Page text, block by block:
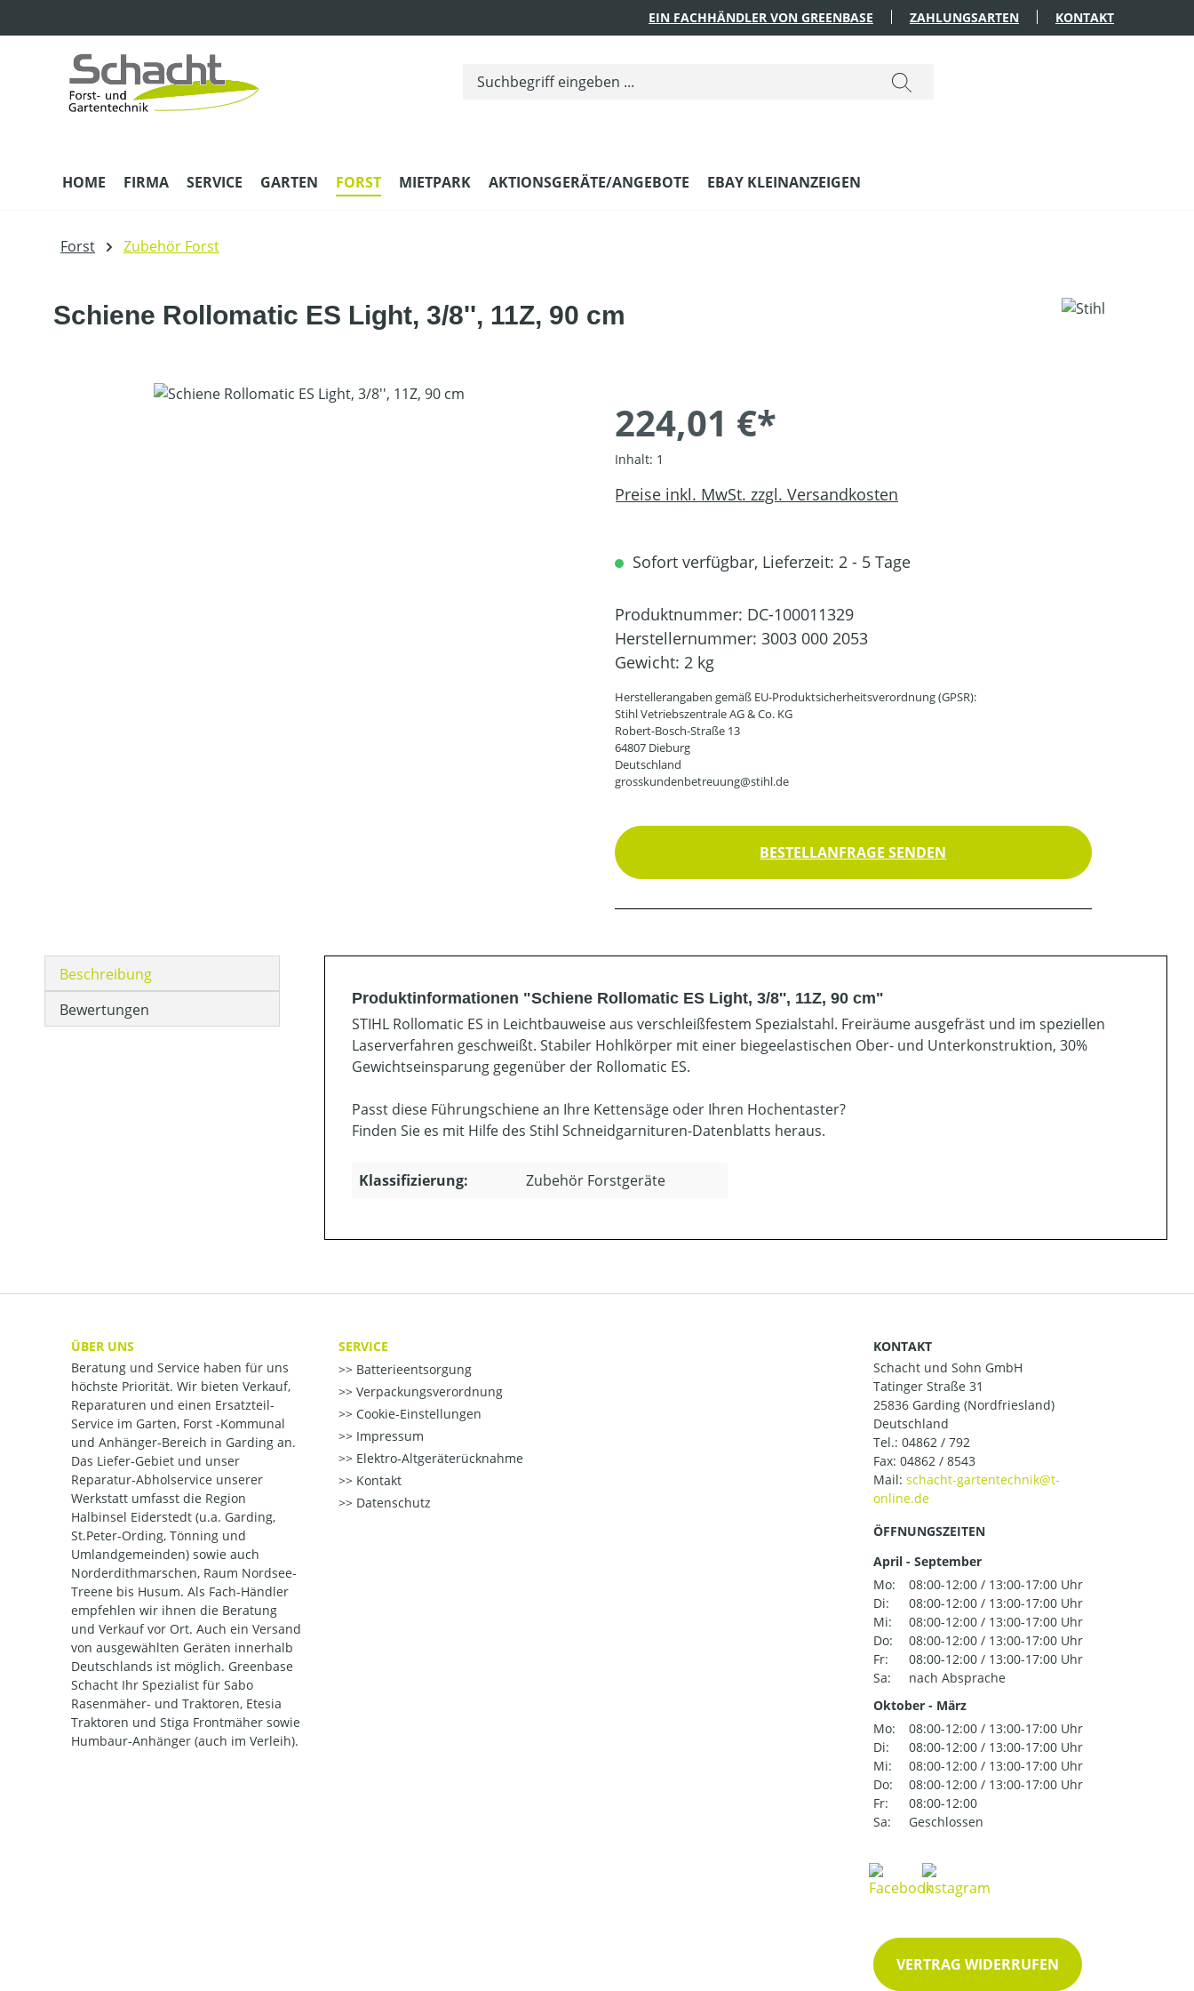
EIN FACHHÄNDLER VON GREENBASE ZAHLUNGSARTEN KONTAKT
HOME FIRMA SERVICE GARTEN FORST MIETPARK AKTIONSGERÄTE/ANGEBOTE EBAY KLEINANZEIGEN
Forst Zubehör Forst
Schiene Rollomatic ES Light, 3/8'', 11Z, 90 cm
Bildergalerie überspringen
224,01 €*
Inhalt: 1
Preise inkl. MwSt. zzgl. Versandkosten
Sofort verfügbar, Lieferzeit: 2 - 5 Tage
Produktnummer: DC-100011329
Herstellernummer: 3003 000 2053
Gewicht: 2 kg
Herstellerangaben gemäß EU-Produktsicherheitsverordnung (GPSR):
Stihl Vetriebszentrale AG & Co. KG
Robert-Bosch-Straße 13
64807 Dieburg
Deutschland
grosskundenbetreuung@stihl.de
BESTELLANFRAGE SENDEN
Beschreibung
Bewertungen
Produktinformationen "Schiene Rollomatic ES Light, 3/8'', 11Z, 90 cm"
STIHL Rollomatic ES in Leichtbauweise aus verschleißfestem Spezialstahl. Freiräume ausgefräst und im speziellen
Laserverfahren geschweißt. Stabiler Hohlkörper mit einer biegeelastischen Ober- und Unterkonstruktion, 30%
Gewichtseinsparung gegenüber der Rollomatic ES.
Passt diese Führungschiene an Ihre Kettensäge oder Ihren Hochentaster?
Finden Sie es mit Hilfe des Stihl Schneidgarnituren-Datenblatts heraus.
Klassifizierung: Zubehör Forstgeräte
ÜBER UNS
Beratung und Service haben für uns
höchste Priorität. Wir bieten Verkauf,
Reparaturen und einen Ersatzteil-
Service im Garten, Forst -Kommunal
und Anhänger-Bereich in Garding an.
Das Liefer-Gebiet und unser
Reparatur-Abholservice unserer
Werkstatt umfasst die Region
Halbinsel Eiderstedt (u.a. Garding,
St.Peter-Ording, Tönning und
Umlandgemeinden) sowie auch
Norderdithmarschen, Raum Nordsee-
Treene bis Husum. Als Fach-Händler
empfehlen wir ihnen die Beratung
und Verkauf vor Ort. Auch ein Versand
von ausgewählten Geräten innerhalb
Deutschlands ist möglich. Greenbase
Schacht Ihr Spezialist für Sabo
Rasenmäher- und Traktoren, Etesia
Traktoren und Stiga Frontmäher sowie
Humbaur-Anhänger (auch im Verleih).
SERVICE
Batterieentsorgung
Verpackungsverordnung
Cookie-Einstellungen
Impressum
Elektro-Altgeräterücknahme
Kontakt
Datenschutz
KONTAKT
Schacht und Sohn GmbH
Tatinger Straße 31
25836 Garding (Nordfriesland)
Deutschland
Tel.: 04862 / 792
Fax: 04862 / 8543
Mail:
ÖFFNUNGSZEITEN
April - September
Mo:
08:00-12:00 / 13:00-17:00 Uhr
Di:
08:00-12:00 / 13:00-17:00 Uhr
Mi:
08:00-12:00 / 13:00-17:00 Uhr
Do:
08:00-12:00 / 13:00-17:00 Uhr
Fr:
08:00-12:00 / 13:00-17:00 Uhr
Sa:
nach Absprache
Oktober - März
Mo:
08:00-12:00 / 13:00-17:00 Uhr
Di:
08:00-12:00 / 13:00-17:00 Uhr
Mi:
08:00-12:00 / 13:00-17:00 Uhr
Do:
08:00-12:00 / 13:00-17:00 Uhr
Fr:
08:00-12:00
Sa:
Geschlossen
VERTRAG WIDERRUFEN